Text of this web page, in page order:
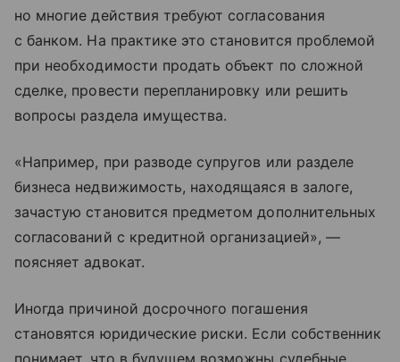
но многие действия требуют согласования
с банком. На практике это становится проблемой
при необходимости продать объект по сложной
сделке, провести перепланировку или решить
вопросы раздела имущества.
«Например, при разводе супругов или разделе
бизнеса недвижимость, находящаяся в залоге,
зачастую становится предметом дополнительных
согласований с кредитной организацией», —
поясняет адвокат.
Иногда причиной досрочного погашения
становятся юридические риски. Если собственник
понимает, что в будущем возможны судебные